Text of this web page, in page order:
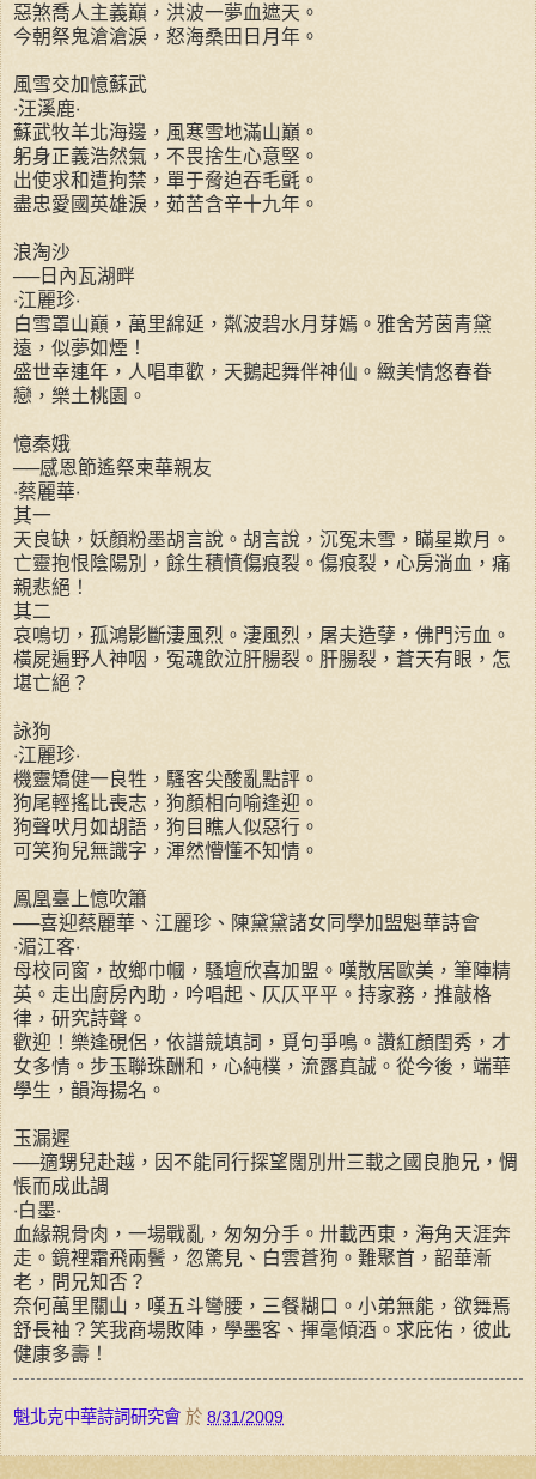
惡煞喬人主義巔，洪波一夢血遮天。
今朝祭鬼滄滄淚，怒海桑田日月年。
風雪交加憶蘇武
‧汪溪鹿‧
蘇武牧羊北海邊，風寒雪地滿山巔。
躬身正義浩然氣，不畏捨生心意堅。
出使求和遭拘禁，單于脅迫吞毛氈。
盡忠愛國英雄淚，茹苦含辛十九年。
浪淘沙
──日內瓦湖畔
‧江麗珍‧
白雪罩山巔，萬里綿延，粼波碧水月芽嫣。雅舍芳茵青黛
遠，似夢如煙！
盛世幸連年，人唱車歡，天鵝起舞伴神仙。緻美情悠春眷
戀，樂土桃園。
憶秦娥
──感恩節遙祭柬華親友
‧蔡麗華‧
其一
天良缺，妖顏粉墨胡言說。胡言說，沉冤未雪，瞞星欺月。
亡靈抱恨陰陽別，餘生積憤傷痕裂。傷痕裂，心房淌血，痛
親悲絕！
其二
哀鳴切，孤鴻影斷淒風烈。淒風烈，屠夫造孽，佛門污血。
橫屍遍野人神咽，冤魂飲泣肝腸裂。肝腸裂，蒼天有眼，怎
堪亡絕？
詠狗
‧江麗珍‧
機靈矯健一良牲，騷客尖酸亂點評。
狗尾輕搖比喪志，狗顏相向喻逢迎。
狗聲吠月如胡語，狗目瞧人似惡行。
可笑狗兒無識字，渾然懵懂不知情。
鳳凰臺上憶吹簫
──喜迎蔡麗華、江麗珍、陳黛黛諸女同學加盟魁華詩會
‧湄江客‧
母校同窗，故鄉巾幗，騷壇欣喜加盟。嘆散居歐美，筆陣精
英。走出廚房內助，吟唱起、仄仄平平。持家務，推敲格
律，研究詩聲。
歡迎！樂逢硯侶，依譜競填詞，覓句爭鳴。讚紅顏閨秀，才
女多情。步玉聯珠酬和，心純樸，流露真誠。從今後，端華
學生，韻海揚名。
玉漏遲
──適甥兒赴越，因不能同行探望闊別卅三載之國良胞兄，惆
悵而成此調
‧白墨‧
血緣親骨肉，一場戰亂，匆匆分手。卅載西東，海角天涯奔
走。鏡裡霜飛兩鬢，忽驚見、白雲蒼狗。難聚首，韶華漸
老，問兄知否？
奈何萬里關山，嘆五斗彎腰，三餐糊口。小弟無能，欲舞焉
舒長袖？笑我商場敗陣，學墨客、揮毫傾酒。求庇佑，彼此
健康多壽！
魁北克中華詩詞研究會 於 8/31/2009